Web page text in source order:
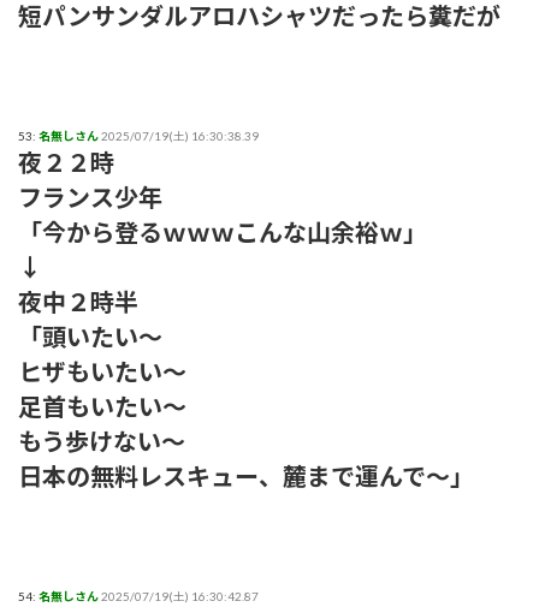
短パンサンダルアロハシャツだったら糞だが
53: 名無しさん2025/07/19(土) 16:30:38.39
夜２２時
フランス少年
「今から登るｗｗｗこんな山余裕ｗ」
↓
夜中２時半
「頭いたい～
ヒザもいたい～
足首もいたい～
もう歩けない～
日本の無料レスキュー、麓まで運んで～」
54: 名無しさん2025/07/19(土) 16:30:42.87